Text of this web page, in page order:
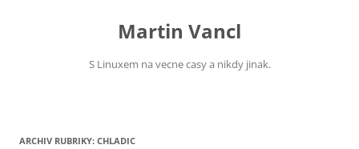
Martin Vancl
S Linuxem na vecne casy a nikdy jinak.
ARCHIV RUBRIKY: CHLADIC